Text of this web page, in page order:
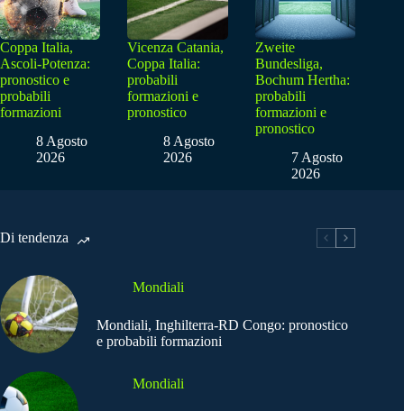
Coppa Italia,
Ascoli-Potenza:
pronostico e
probabili
formazioni
8 Agosto
2026
Vicenza Catania,
Coppa Italia:
probabili
formazioni e
pronostico
8 Agosto
2026
Zweite
Bundesliga,
Bochum Hertha:
probabili
formazioni e
pronostico
7 Agosto
2026
Di tendenza
Mondiali
Mondiali, Inghilterra-RD Congo: pronostico
e probabili formazioni
Mondiali